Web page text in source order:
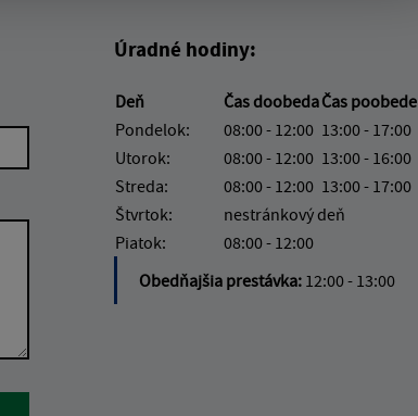
Úradné hodiny:
Deň Čas doobedaČas poobede
Pondelok:
08:00 - 12:00 13:00 - 17:00
Utorok:
08:00 - 12:00 13:00 - 16:00
Streda:
08:00 - 12:00 13:00 - 17:00
Štvrtok:
nestránkový deň
Piatok:
08:00 - 12:00
Obedňajšia prestávka: 12:00 - 13:00